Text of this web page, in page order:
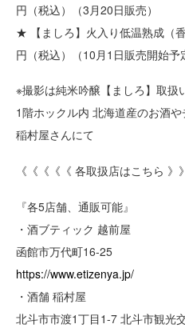
円（税込）（3月20日販売）
★ 【ましろ】火入り低温熟成（
円（税込）（10月1日販売開始予
※撮影は純米吟醸【ましろ】取扱
1階ホックル内 北海道産のお酒
稲村屋さんにて
《《《《《 各取扱店はこちら 》
『各5店舗、通販可能』
・酒ブティック 越前屋
函館市万代町16-25
https://www.etizenya.jp/
・酒舗 稲村屋
北斗市市渡1丁目1-7 北斗市観光